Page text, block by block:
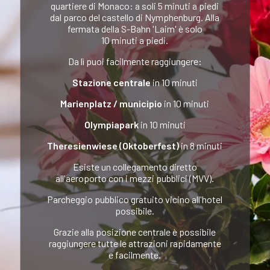
quartiere di Monaco: a soli 5 minuti a piedi
dal parco del castello di Nymphenburg. Alla
fermata della S-Bahn 'Laim' è solo
10 minuti a piedi.
Da lì puoi facilmente raggiungere:
Stazione centrale in 10 minuti
Marienplatz / municipio in 10 minuti
Olympiaparkin 10 minuti
Theresienwiese (Oktoberfest)in 8 minuti
Esiste un collegamento diretto
all'aeroporto con i mezzi pubblici (MVV).
Parcheggio pubblico gratuito vicino all'hotel
possibile.
Grazie alla posizione centrale è possibile
raggiungere tutte le attrazioni rapidamente
e facilmente.